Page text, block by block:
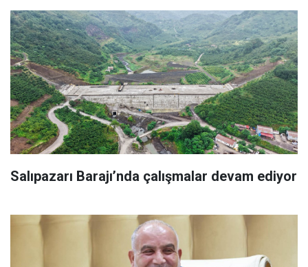
Salıpazarı Barajı’nda çalışmalar devam ediyor